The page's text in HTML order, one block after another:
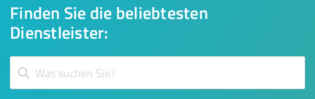
Finden Sie die beliebtesten
Dienstleister: